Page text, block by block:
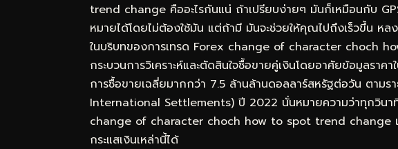
trend change คืออะไรกันแน่ ถ้าเปรียบง่ายๆ มันก็เหมือนกับ
หมายได้โดยไม่ต้องใช้มัน แต่ถ้ามี มันจะช่วยให้คุณไปถึงเร็วขึ้น ห
ในบริบทของการเทรด Forex change of character choch
กระบวนการวิเคราะห์และตัดสินใจซื้อขายคู่เงินโดยอาศัยข้อมูลรา
การซื้อขายเฉลี่ยมากกว่า 7.5 ล้านล้านดอลลาร์สหรัฐต่อวัน ตาม
International Settlements) ปี 2022 นั่นหมายความว่าทุกวินาที
change of character choch how to spot trend change
กระแสเงินเหล่านี้ได้